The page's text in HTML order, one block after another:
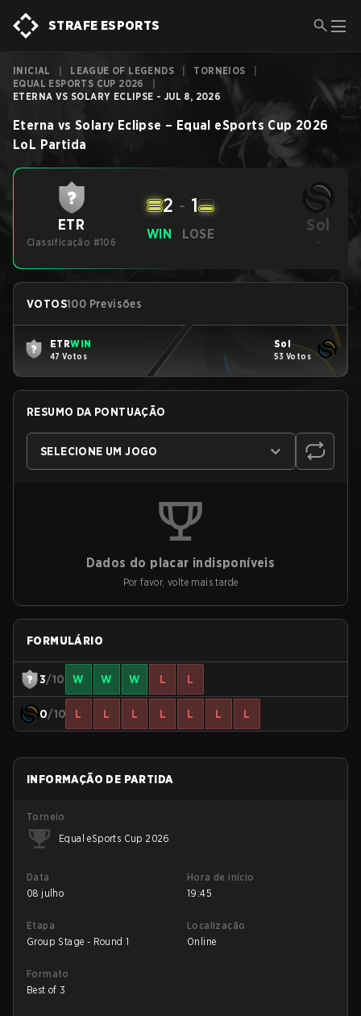
STRAFE ESPORTS
INICIAL LEAGUE OF LEGENDS TORNEIOS
EQUAL ESPORTS CUP 2026
ETERNA VS SOLARY ECLIPSE - JUL 8, 2026
Eterna vs Solary Eclipse – Equal eSports Cup 2026
LoL Partida
ETR
Classificação #106
WIN
2 - 1
LOSE Sol
-
VOTOS100 Previsões
ETRWIN
47 Votos
Sol
53 Votos
RESUMO DA PONTUAÇÃO
SELECIONE UM JOGO
Dados do placar indisponíveis
Por favor, volte mais tarde
FORMULÁRIO
3/10 W W W L L
0/10 L L L L L L L
INFORMAÇÃO DE PARTIDA
Torneio
Equal eSports Cup 2026
Data
08 julho
Hora de início
19:45
Etapa
Group Stage - Round 1
Localização
Online
Formato
Best of 3